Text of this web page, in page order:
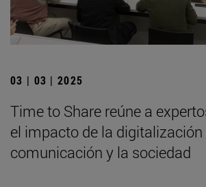
03 | 03 | 2025
Time to Share reúne a
el impacto de la digitalización
comunicación y la sociedad